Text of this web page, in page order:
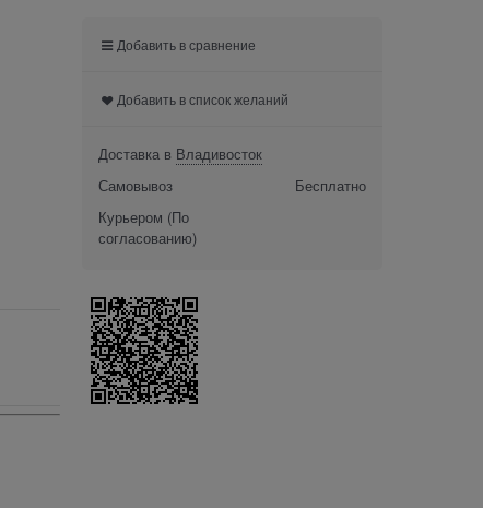
Добавить в сравнение
Добавить в список желаний
Доставка в Владивосток
Самовывоз
Бесплатно
Курьером (По
согласованию)